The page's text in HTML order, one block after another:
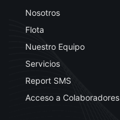
Nosotros
Flota
Nuestro Equipo
Servicios
Report SMS
Acceso a Colaboradores